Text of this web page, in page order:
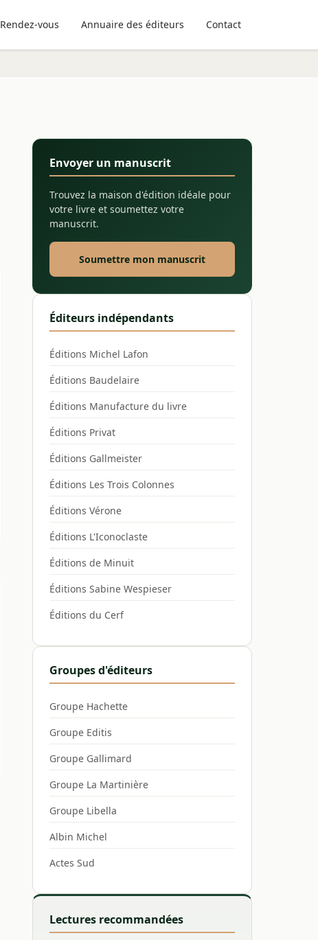
Rendez-vous Annuaire des éditeurs Contact
Envoyer un manuscrit
Trouvez la maison d'édition idéale pour
votre livre et soumettez votre
manuscrit.
Soumettre mon manuscrit
Éditeurs indépendants
Éditions Michel Lafon
Éditions Baudelaire
Éditions Manufacture du livre
Éditions Privat
Éditions Gallmeister
Éditions Les Trois Colonnes
Éditions Vérone
Éditions L'Iconoclaste
Éditions de Minuit
Éditions Sabine Wespieser
Éditions du Cerf
Groupes d'éditeurs
Groupe Hachette
Groupe Editis
Groupe Gallimard
Groupe La Martinière
Groupe Libella
Albin Michel
Actes Sud
Lectures recommandées